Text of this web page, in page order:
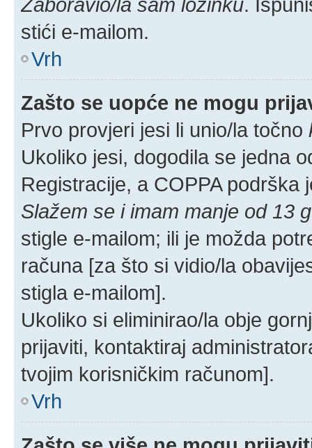
stići e-mailom.
Vrh
Zašto se uopće ne mogu
Prvo provjeri jesi li unio/la točno
Ukoliko jesi, dogodila se jedna
Registracije, a COPPA podrška
Slažem se i imam manje od 13
stigle e-mailom; ili je možda
računa [za što si vidio/la
stigla e-mailom].
Ukoliko si eliminirao/la obje
prijaviti, kontaktiraj
tvojim korisničkim računom].
Vrh